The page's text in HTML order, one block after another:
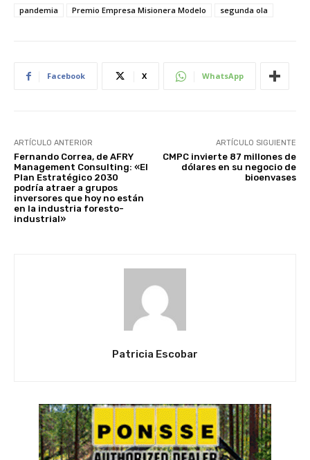
pandemia
Premio Empresa Misionera Modelo segunda ola
Facebook X WhatsApp
ARTÍCULO ANTERIOR
Fernando Correa, de AFRY
Management Consulting: «El
Plan Estratégico 2030
podría atraer a grupos
inversores que hoy no están
en la industria foresto-
industrial»
ARTÍCULO SIGUIENTE
CMPC invierte 87 millones de
dólares en su negocio de
bioenvases
Patricia Escobar